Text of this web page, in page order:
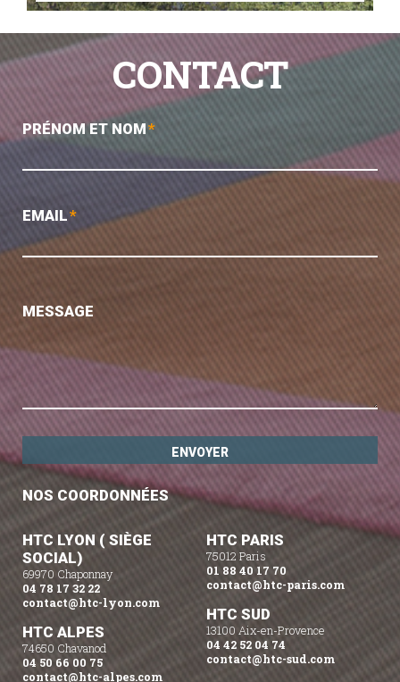
CONTACT
PRÉNOM ET NOM*
EMAIL*
MESSAGE
NOS COORDONNÉES
HTC LYON ( SIÈGE
SOCIAL)
69970 Chaponnay
04 78 17 32 22
contact@htc-lyon.com
HTC ALPES
74650 Chavanod
04 50 66 00 75
contact@htc-alpes.com
HTC PARIS
75012 Paris
01 88 40 17 70
contact@htc-paris.com
HTC SUD
13100 Aix-en-Provence
04 42 52 04 74
contact@htc-sud.com